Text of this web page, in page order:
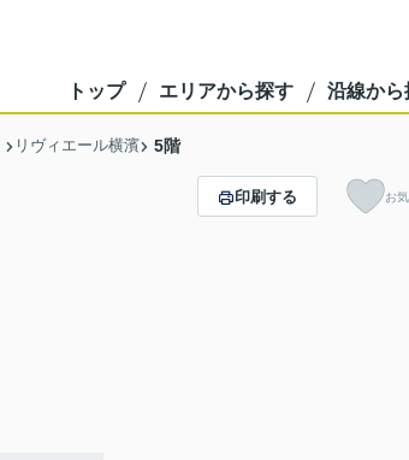
トップ エリアから探す 沿線から
リヴィエール横濱 5階
印刷する お